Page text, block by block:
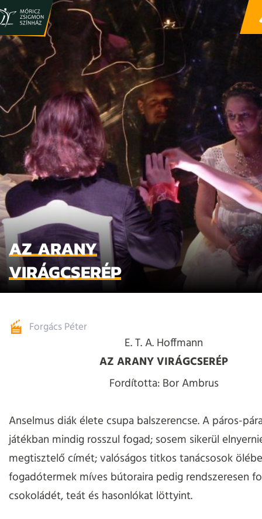
AZ ARANY
VIRÁGCSERÉP
Forgács Péter
E. T. A. Hoffmann
AZ ARANY VIRÁGCSERÉP
Fordította: Bor Ambrus
Anselmus diák élete csupa balszerencse. A páros-
játékban mindig rosszul fogad; sosem sikerül
megtisztelő címét; valóságos titkos tanácsosok
fogadótermek míves bútoraira pedig rendszeresen
csokoládét, teát és hasonlókat löttyint.